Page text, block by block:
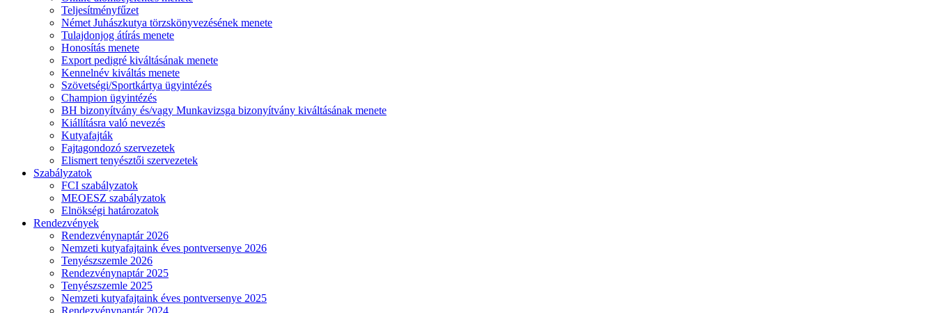
Teljesítményfűzet
Német Juhászkutya törzskönyvezésének menete
Tulajdonjog átírás menete
Honosítás menete
Export pedigré kiváltásának menete
Kennelnév kiváltás menete
Szövetségi/Sportkártya ügyintézés
Champion ügyintézés
BH bizonyítvány és/vagy Munkavizsga bizonyítvány kiváltásának menete
Kiállításra való nevezés
Kutyafajták
Fajtagondozó szervezetek
Elismert tenyésztői szervezetek
Szabályzatok
FCI szabályzatok
MEOESZ szabályzatok
Elnökségi határozatok
Rendezvények
Rendezvénynaptár 2026
Nemzeti kutyafajtaink éves pontversenye 2026
Tenyészszemle 2026
Rendezvénynaptár 2025
Tenyészszemle 2025
Nemzeti kutyafajtaink éves pontversenye 2025
Rendezvénynaptár 2024